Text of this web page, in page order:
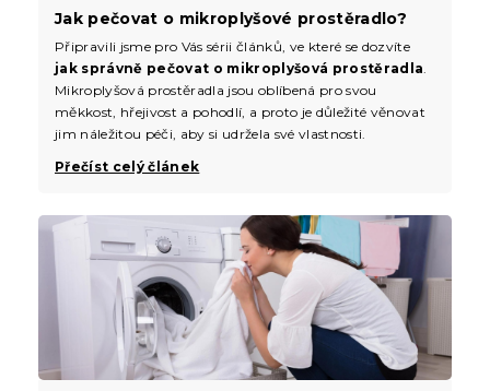
Jak pečovat o mikroplyšové prostěradlo?
Připravili jsme pro Vás sérii článků, ve které se dozvíte
jak správně pečovat o mikroplyšová prostěradla.
Mikroplyšová prostěradla jsou oblíbená pro svou
měkkost, hřejivost a pohodlí, a proto je důležité věnovat
jim náležitou péči, aby si udržela své vlastnosti.
Přečíst celý článek